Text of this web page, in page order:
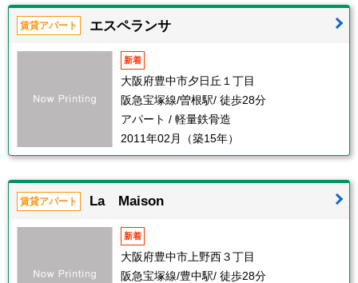
賃貸アパート エスペランサ
新着
大阪府豊中市夕日丘１丁目
阪急宝塚線/曽根駅/ 徒歩28分
アパート / 軽量鉄骨造
2011年02月（築15年）
賃貸アパート La Maison
新着
大阪府豊中市上野西３丁目
阪急宝塚線/豊中駅/ 徒歩28分